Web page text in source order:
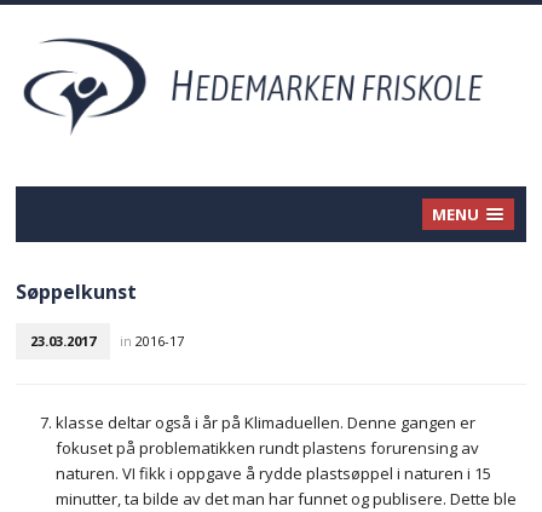
MENU
Søppelkunst
23.03.2017 in2016-17
klasse deltar også i år på Klimaduellen. Denne gangen er
fokuset på problematikken rundt plastens forurensing av
naturen. VI fikk i oppgave å rydde plastsøppel i naturen i 15
minutter, ta bilde av det man har funnet og publisere. Dette ble